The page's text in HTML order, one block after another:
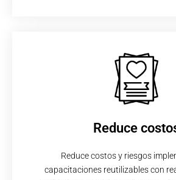
Reduce
Reduce costos y riesgos
capacitaciones reutilizables con